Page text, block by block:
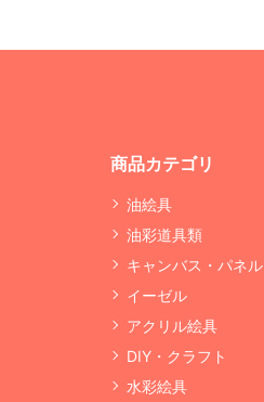
商品カテゴリ
油絵具
油彩道具類
キャンバス・パネル
イーゼル
アクリル絵具
DIY・クラフト
水彩絵具